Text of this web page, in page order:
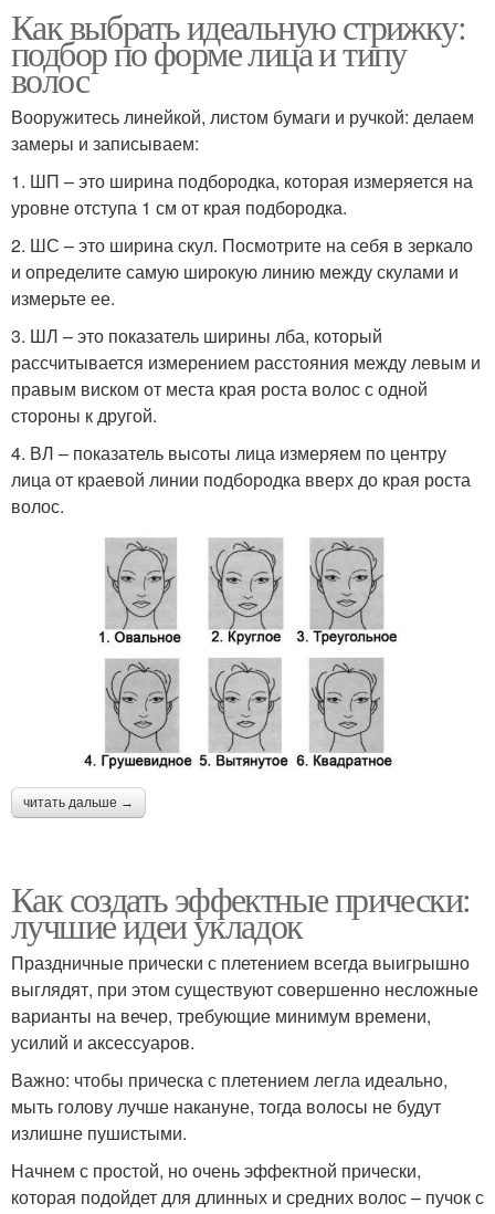
Как выбрать идеальную стрижку:
подбор по форме лица и типу
волос
Вооружитесь линейкой, листом бумаги и ручкой: делаем
замеры и записываем:
1. ШП – это ширина подбородка, которая измеряется на
уровне отступа 1 см от края подбородка.
2. ШС – это ширина скул. Посмотрите на себя в зеркало
и определите самую широкую линию между скулами и
измерьте ее.
3. ШЛ – это показатель ширины лба, который
рассчитывается измерением расстояния между левым и
правым виском от места края роста волос с одной
стороны к другой.
4. ВЛ – показатель высоты лица измеряем по центру
лица от краевой линии подбородка вверх до края роста
волос.
читать дальше →
Как создать эффектные прически:
лучшие идеи укладок
Праздничные прически с плетением всегда выигрышно
выглядят, при этом существуют совершенно несложные
варианты на вечер, требующие минимум времени,
усилий и аксессуаров.
Важно: чтобы прическа с плетением легла идеально,
мыть голову лучше накануне, тогда волосы не будут
излишне пушистыми.
Начнем с простой, но очень эффектной прически,
которая подойдет для длинных и средних волос – пучок с